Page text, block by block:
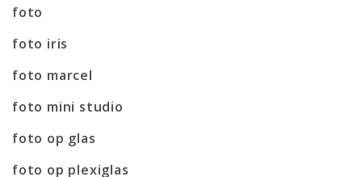
foto
foto iris
foto marcel
foto mini studio
foto op glas
foto op plexiglas